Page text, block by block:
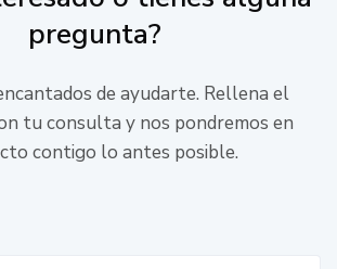
pregunta?
de ayudarte. Rellena el
tu consulta y nos pondremos en
contigo lo antes posible.